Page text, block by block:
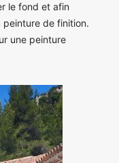
le fond et afin
peinture de finition.
une peinture